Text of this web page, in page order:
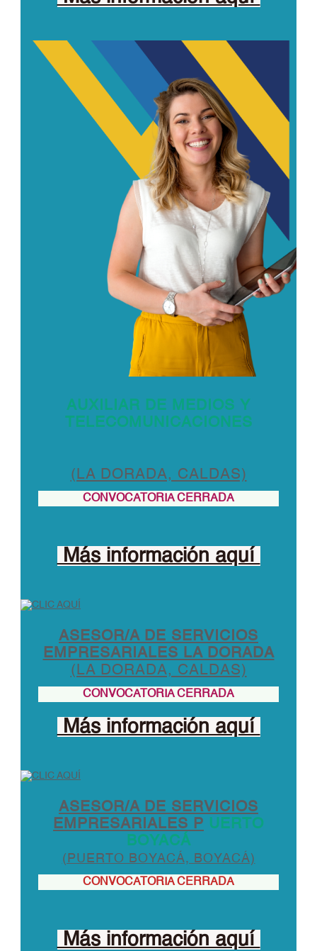
AUXILIAR DE MEDIOS Y
TELECOMUNICACIONES
(LA DORADA, CALDAS)
CONVOCATORIA CERRADA
Más información aquí
ASESOR/A DE SERVICIOS
EMPRESARIALES LA DORADA
(LA DORADA, CALDAS)
CONVOCATORIA CERRADA
Más información aquí
ASESOR/A DE SERVICIOS
EMPRESARIALES P UERTO
BOYACÁ
(PUERTO BOYACÁ, BOYACÁ)
CONVOCATORIA CERRADA
Más información aquí